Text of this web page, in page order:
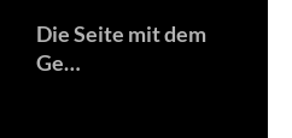
Die Seite mit dem
Ge…